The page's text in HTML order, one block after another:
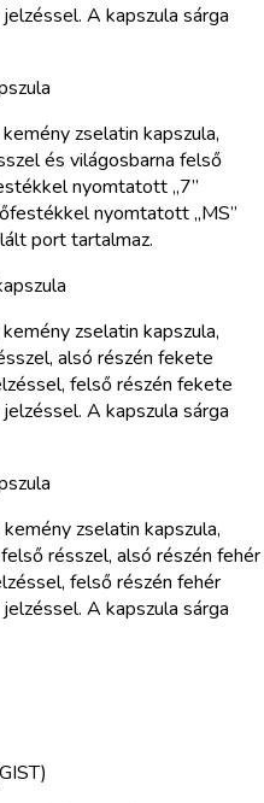
A kapszula sárga
zselatin kapszula,
és világosbarna felső
nyomtatott „7”
nyomtatott „MS”
port tartalmaz.
zselatin kapszula,
alsó részén fekete
felső részén fekete
A kapszula sárga
zselatin kapszula,
résszel, alsó részén fehér
felső részén fehér
A kapszula sárga